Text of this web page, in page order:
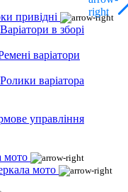
привідні
Варіатори в зборі
варіатори
Ролики варіатора
управління
мото
мото